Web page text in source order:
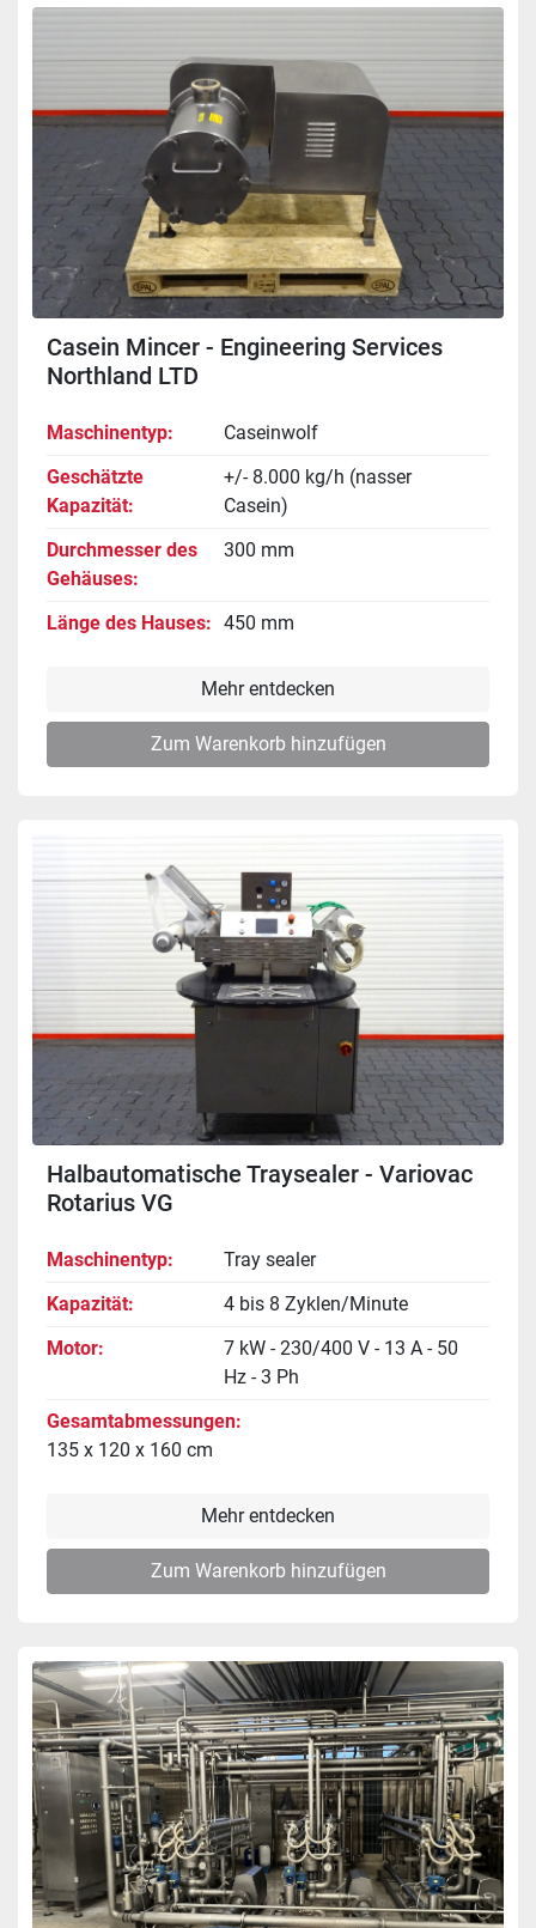
Casein Mincer - Engineering Services
Northland LTD
Maschinentyp
Caseinwolf
Geschätzte
Kapazität
+/- 8.000 kg/h (nasser
Casein)
Durchmesser des
Gehäuses
300 mm
Länge des Hauses 450 mm
Mehr entdecken
Zum Warenkorb hinzufügen
Halbautomatische Traysealer - Variovac
Rotarius VG
Maschinentyp
Tray sealer
Kapazität
4 bis 8 Zyklen/Minute
Motor
7 kW - 230/400 V - 13 A - 50
Hz - 3 Ph
Gesamtabmessungen
135 x 120 x 160 cm
Mehr entdecken
Zum Warenkorb hinzufügen